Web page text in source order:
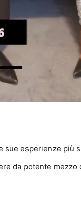
sue esperienze più
da potente